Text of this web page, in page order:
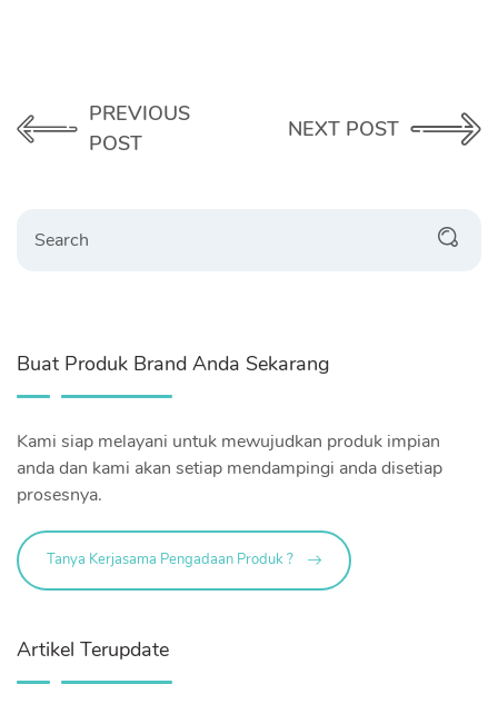
PREVIOUS
POST
NEXT POST
Buat Produk Brand Anda Sekarang
Kami siap melayani untuk mewujudkan produk impian
anda dan kami akan setiap mendampingi anda disetiap
prosesnya.
Tanya Kerjasama Pengadaan Produk ?
Artikel Terupdate